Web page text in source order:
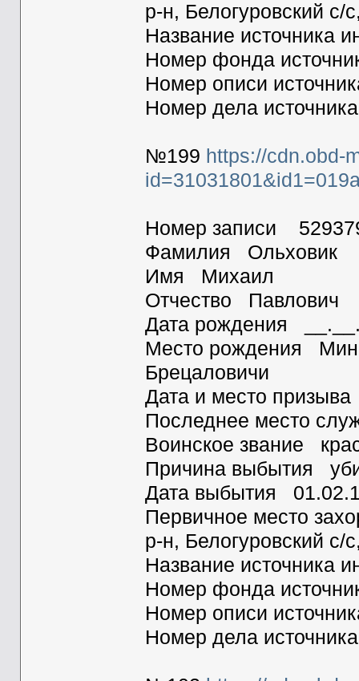
р-н, Белогуровский с/
Название
Номер фонда
Номер описи
Номер дела
№199 https://cdn.obd-
Номер записи
Фамилия Ольховик
Имя Михаил
Отчество Павлович
Дата рождения
Место рождения
Брецаловичи
Дата и место
Последнее место
Воинское звание
Причина выбытия
Дата выбытия
Первичное место
р-н, Белогуровский с/
Название
Номер фонда
Номер описи
Номер дела